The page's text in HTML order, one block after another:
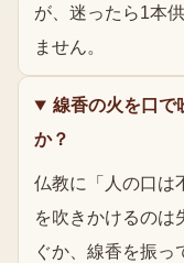
が、迷ったら1本
ません。
線香の火を口で
か？
仏教に「人の口は
を吹きかけるのは
ぐか、線香を振っ